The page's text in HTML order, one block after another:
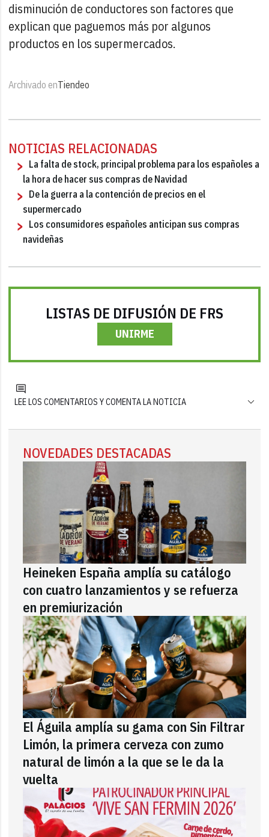
disminución de conductores son factores que
explican que paguemos más por algunos
productos en los supermercados.
Archivado enTiendeo
NOTICIAS RELACIONADAS
La falta de stock, principal problema para los españoles a
la hora de hacer sus compras de Navidad
De la guerra a la contención de precios en el
supermercado
Los consumidores españoles anticipan sus compras
navideñas
LISTAS DE DIFUSIÓN DE FRS
UNIRME
LEE LOS COMENTARIOS Y COMENTA LA NOTICIA
NOVEDADES DESTACADAS
Heineken España amplía su catálogo
con cuatro lanzamientos y se refuerza
en premiurización
El Águila amplía su gama con Sin Filtrar
Limón, la primera cerveza con zumo
natural de limón a la que se le da la
vuelta